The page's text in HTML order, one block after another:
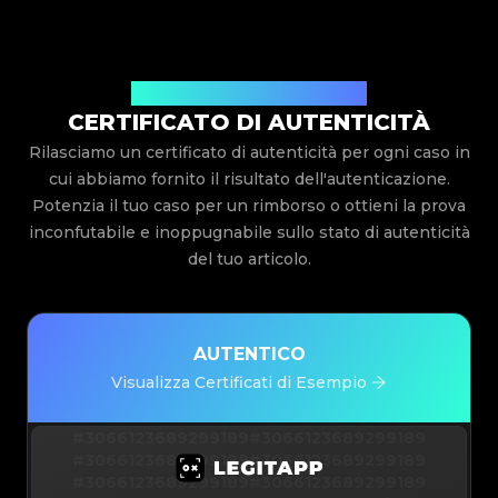
CERTIFICATO DI AUTENTICITÀ
Rilasciamo un certificato di autenticità per ogni caso in
cui abbiamo fornito il risultato dell'autenticazione.
Potenzia il tuo caso per un rimborso o ottieni la prova
inconfutabile e inoppugnabile sullo stato di autenticità
del tuo articolo.
AUTENTICO
Visualizza Certificati di Esempio
#3066123689299189#3066123689299189
#3066123689299189#3066123689299189